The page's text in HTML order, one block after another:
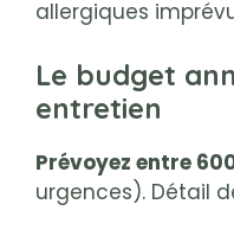
allergiques
Le budget
entretien
Prévoyez entre
urgences). Détail